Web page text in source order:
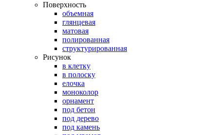
Поверхность
объемная
глянцевая
матовая
полированная
структурированная
Рисунок
в клетку
в полоску
елочка
моноколор
орнамент
под бетон
под дерево
под камень